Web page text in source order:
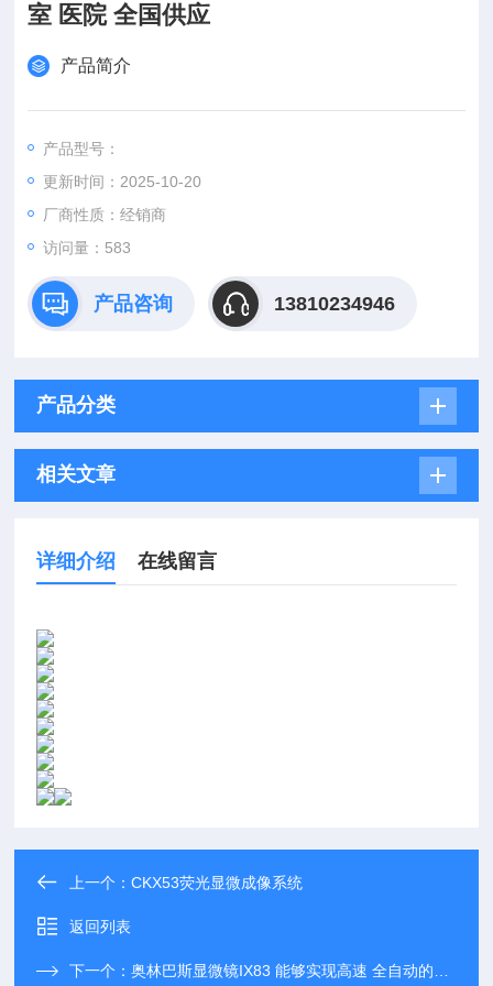
室 医院 全国供应
产品简介
产品型号：
更新时间：2025-10-20
厂商性质：经销商
访问量：583
产品咨询 13810234946
产品分类
相关文章
详细介绍 在线留言
上一个：CKX53荧光显微成像系统
返回列表
下一个：奥林巴斯显微镜IX83 能够实现高速 全自动的部件联动